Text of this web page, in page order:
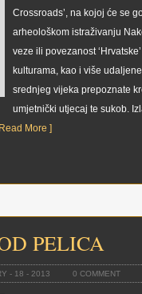
Crossroads’, na kojoj će se
arheološkom istraživanju
veze ili povezanost
kulturama, kao i više
srednjeg vijeka prepoznate
umjetnički utjecaj te sukob.
More ]
PELICA
- 18 - 2013 0 COMMENT